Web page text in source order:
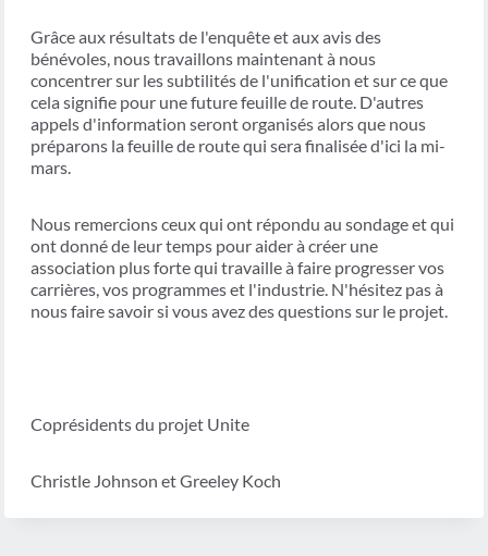
Grâce aux résultats de l'enquête et aux avis des
bénévoles, nous travaillons maintenant à nous
concentrer sur les subtilités de l'unification et sur ce que
cela signifie pour une future feuille de route. D'autres
appels d'information seront organisés alors que nous
préparons la feuille de route qui sera finalisée d'ici la mi-
mars.
Nous remercions ceux qui ont répondu au sondage et qui
ont donné de leur temps pour aider à créer une
association plus forte qui travaille à faire progresser vos
carrières, vos programmes et l'industrie. N'hésitez pas à
nous faire savoir si vous avez des questions sur le projet.
Coprésidents du projet Unite
Christle Johnson et Greeley Koch